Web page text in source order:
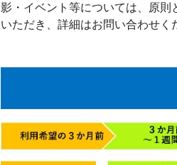
影・イベント等については、原
いただき、詳細はお問い合わせく